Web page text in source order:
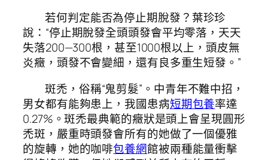
若何判定能否為停止期脫發？葉珍珍
說：“停止期脫發全頭頭發會平均零落，天天
失落200—300根，甚至1000根以上，頭皮無
炎癥，頭發不會變細，還有良多重生短發。”
斑禿，俗稱“鬼剪髮”。中青年不難中招，
男女都有能夠患上，我國患病短期包養率達
0.27%。斑禿最典範的癥狀是頭上會呈現圓形
禿斑，嚴重時頭發會所有的她做了一個優雅
的旋轉，她的咖啡包養網館被兩種能量衝擊